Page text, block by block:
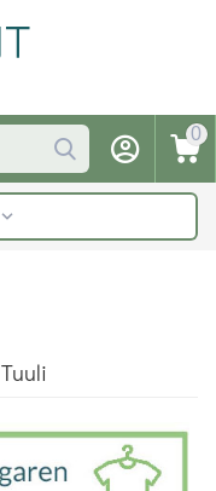
0
Tuuli